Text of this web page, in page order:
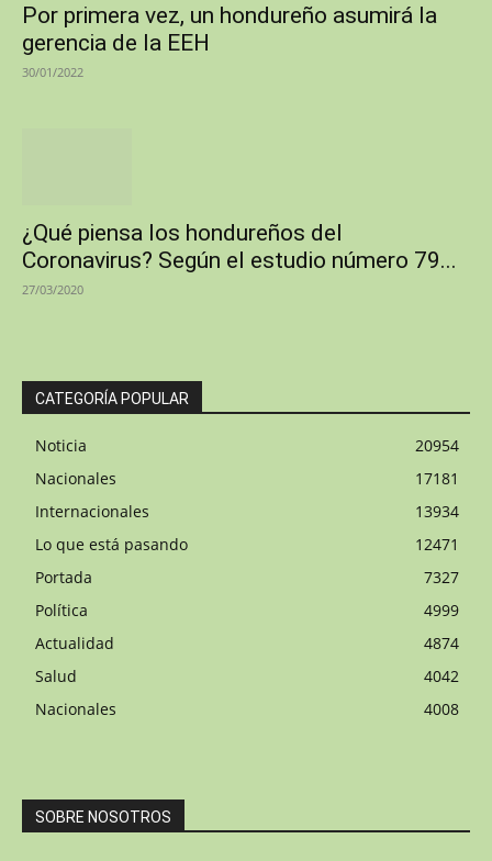
Por primera vez, un hondureño asumirá la
gerencia de la EEH
30/01/2022
¿Qué piensa los hondureños del
Coronavirus? Según el estudio número 79...
27/03/2020
CATEGORÍA POPULAR
Noticia
20954
Nacionales
17181
Internacionales
13934
Lo que está pasando
12471
Portada
7327
Política
4999
Actualidad
4874
Salud
4042
Nacionales
4008
SOBRE NOSOTROS